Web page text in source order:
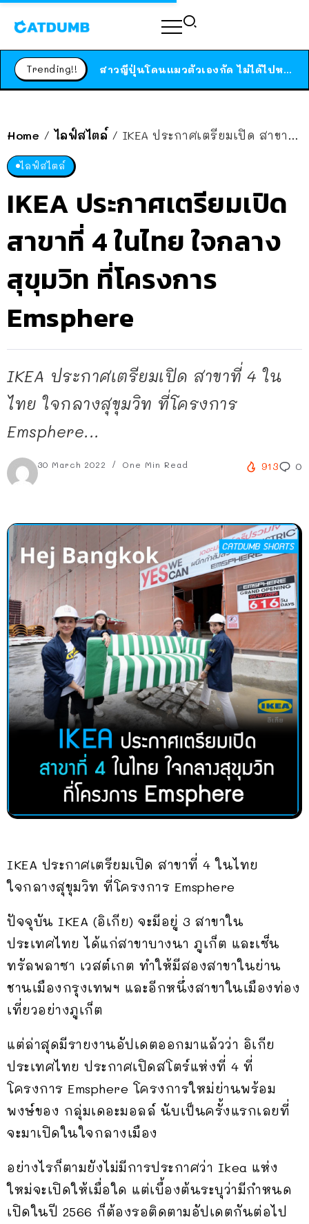
Trending!! สาวญี่ปุ่นโดนแมวตัวเองกัด ไม่ได้ไปหาหมอตั้งแต่เนิ่นๆ สุดท้ายขาบวม กลายเป็นโรคเนื้อเน่า เตือนทาสแมวทั้งหลายให้ระวัง
Home / ไลฟ์สไตล์ / IKEA ประกาศเตรียมเปิด สาขาที่ 4 ในไทย ใจกลางสุขุมวิท ที่โครงการ Emsphere
ไลฟ์สไตล์
IKEA ประกาศเตรียมเปิด
สาขาที่ 4 ในไทย ใจกลาง
สุขุมวิท ที่โครงการ
Emsphere
IKEA ประกาศเตรียมเปิด สาขาที่ 4 ใน
ไทย ใจกลางสุขุมวิท ที่โครงการ
Emsphere...
30 March 2022 One Min Read 913 0
IKEA ประกาศเตรียมเปิด สาขาที่ 4 ในไทย
ใจกลางสุขุมวิท ที่โครงการ Emsphere
ปัจจุบัน IKEA (อิเกีย) จะมีอยู่ 3 สาขาใน
ประเทศไทย ได้แก่สาขาบางนา ภูเก็ต และเซ็น
ทรัลพลาซา เวสต์เกต ทำให้มีสองสาขาในย่าน
ชานเมืองกรุงเทพฯ และอีกหนึ่งสาขาในเมืองท่อง
เที่ยวอย่างภูเก็ต
แต่ล่าสุดมีรายงานอัปเดตออกมาแล้วว่า อิเกีย
ประเทศไทย ประกาศเปิดสโตร์แห่งที่ 4 ที่
โครงการ Emsphere โครงการใหม่ย่านพร้อม
พงษ์ของ กลุ่มเดอะมอลล์ นับเป็นครั้งแรกเลยที่
จะมาเปิดในใจกลางเมือง
อย่างไรก็ตามยังไม่มีการประกาศว่า Ikea แห่ง
ใหม่จะเปิดให้เมื่อใด แต่เบื้องต้นระบุว่ามีกำหนด
เปิดในปี 2566 ก็ต้องรอติดตามอัปเดตกันต่อไป